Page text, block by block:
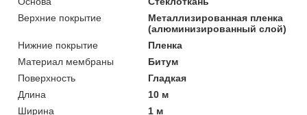
Верхние покрытие
Металлизированная пленка
(алюминизированный слой)
Нижние покрытие
Пленка
Материал мембраны
Битум
Поверхность
Гладкая
Длина
10 м
Ширина
1 м